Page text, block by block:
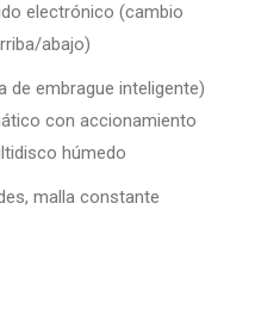
electrónico (cambio
abajo)
de embrague inteligente)
con accionamiento
húmedo
malla constante